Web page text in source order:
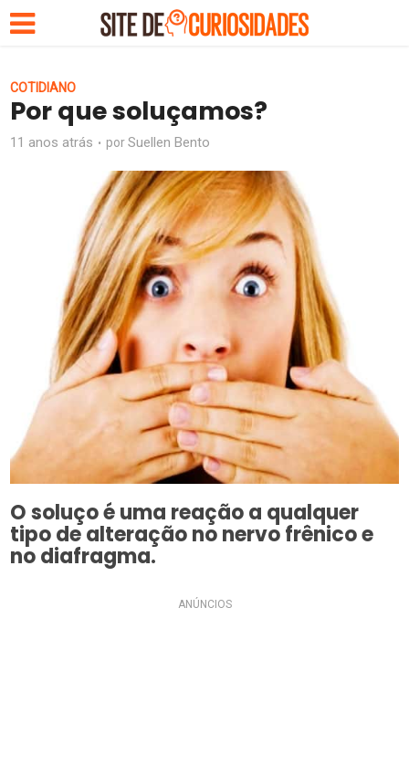
COTIDIANO
Por que soluçamos?
11 anos atrás porSuellen Bento
O soluço é uma reação a qualquer
tipo de alteração no nervo frênico e
no diafragma.
ANÚNCIOS